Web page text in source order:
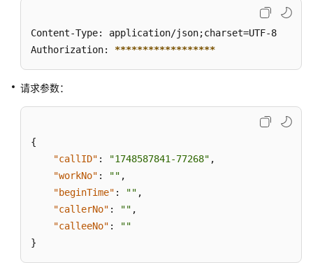
接
口
询
类
接
口
Content-Type: application/json;charset=UTF-8
Authorization: ******************
请求参数：
{
"callID" : "1748587841-77268" ,
"workNo" : "" ,
"beginTime" : "" ,
"callerNo" : "" ,
"calleeNo" :
""
}